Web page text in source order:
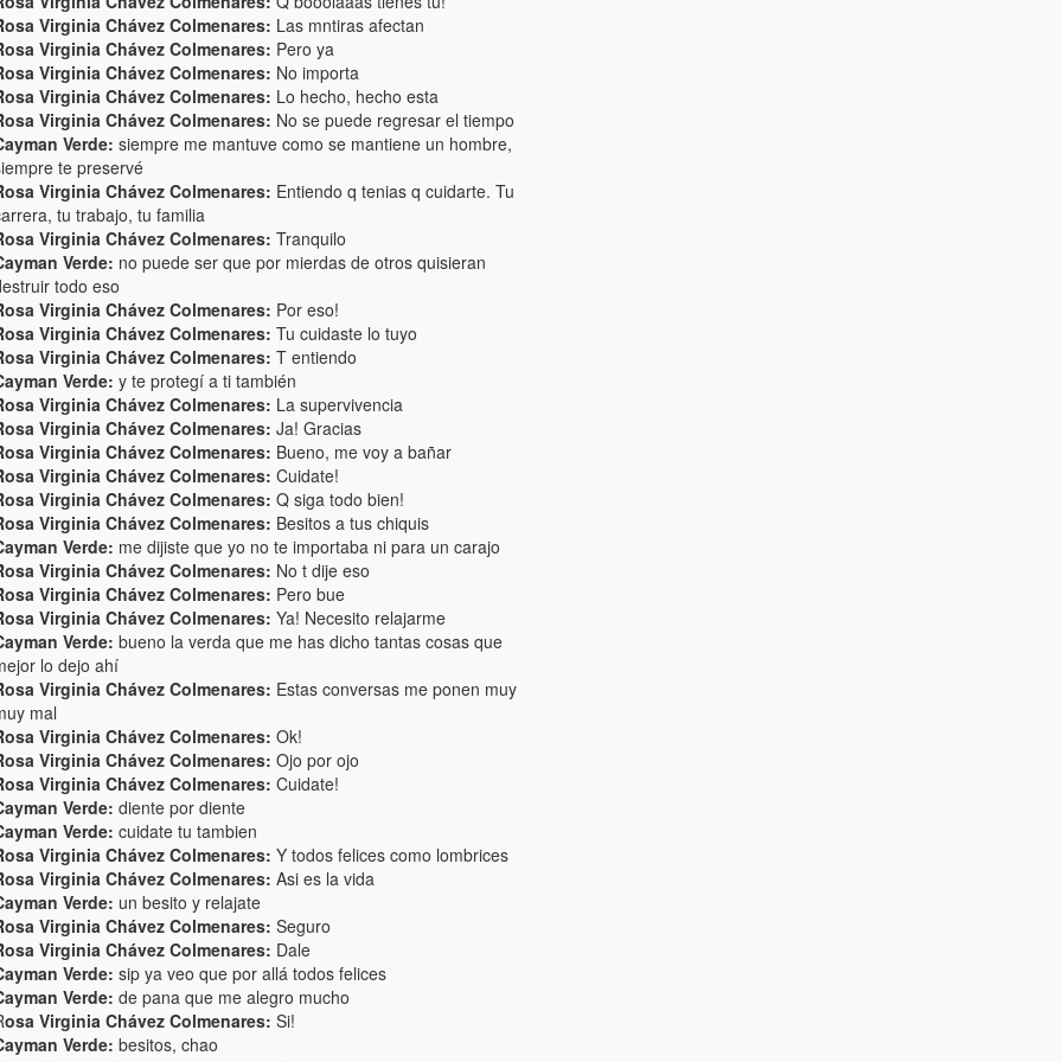
Virginia Chávez Colmenares: Las mntiras afectan
Virginia Chávez Colmenares: Pero ya
Virginia Chávez Colmenares: No importa
Virginia Chávez Colmenares: Lo hecho, hecho esta
Virginia Chávez Colmenares: No se puede regresar el tiempo
Verde: siempre me mantuve como se mantiene un hombre,
te preservé
Virginia Chávez Colmenares: Entiendo q tenias q cuidarte. Tu
tu trabajo, tu familia
Virginia Chávez Colmenares: Tranquilo
Verde: no puede ser que por mierdas de otros quisieran
todo eso
Virginia Chávez Colmenares: Por eso!
Virginia Chávez Colmenares: Tu cuidaste lo tuyo
Virginia Chávez Colmenares: T entiendo
Verde: y te protegí a ti también
Virginia Chávez Colmenares: La supervivencia
Virginia Chávez Colmenares: Ja! Gracias
Virginia Chávez Colmenares: Bueno, me voy a bañar
Virginia Chávez Colmenares: Cuidate!
Virginia Chávez Colmenares: Q siga todo bien!
Virginia Chávez Colmenares: Besitos a tus chiquis
Verde: me dijiste que yo no te importaba ni para un carajo
Virginia Chávez Colmenares: No t dije eso
Virginia Chávez Colmenares: Pero bue
Virginia Chávez Colmenares: Ya! Necesito relajarme
Verde: bueno la verda que me has dicho tantas cosas que
lo dejo ahí
Virginia Chávez Colmenares: Estas conversas me ponen muy
mal
Virginia Chávez Colmenares: Ok!
Virginia Chávez Colmenares: Ojo por ojo
Virginia Chávez Colmenares: Cuidate!
Verde: diente por diente
Verde: cuidate tu tambien
Virginia Chávez Colmenares: Y todos felices como lombrices
Virginia Chávez Colmenares: Asi es la vida
Verde: un besito y relajate
Virginia Chávez Colmenares: Seguro
Virginia Chávez Colmenares: Dale
Verde: sip ya veo que por allá todos felices
Verde: de pana que me alegro mucho
osa Virginia Chávez Colmenares: Si!
Verde: besitos, chao